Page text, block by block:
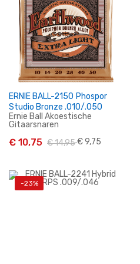
In Winkelwagen
ERNIE BALL-2150 Phospor
Studio Bronze .010/.050
Ernie Ball Akoestische
Gitaarsnaren
€ 10,75 € 14,95€ 9,75
-23%